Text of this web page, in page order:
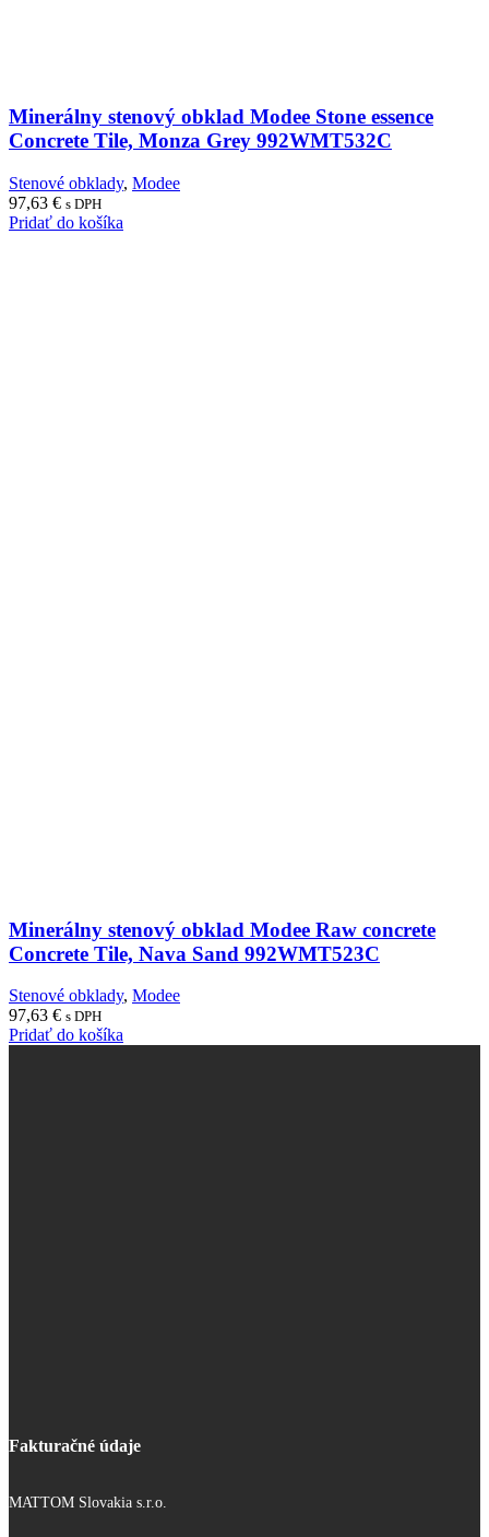
Minerálny stenový obklad Modee Stone essence
Concrete Tile, Monza Grey 992WMT532C
Stenové obklady, Modee
97,63 € s DPH
Pridať do košíka
Minerálny stenový obklad Modee Raw concrete
Concrete Tile, Nava Sand 992WMT523C
Stenové obklady, Modee
97,63 € s DPH
Pridať do košíka
Fakturačné údaje
MATTOM Slovakia s.r.o.